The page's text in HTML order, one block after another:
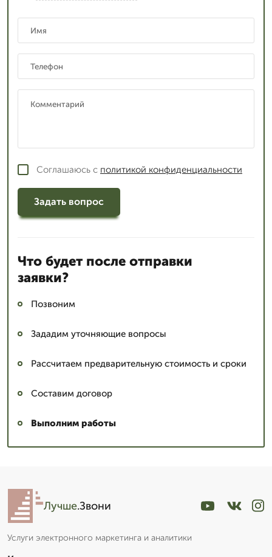
Соглашаюсь с политикой конфиденциальности
Задать вопрос
Что будет после отправки
заявки?
Позвоним
Зададим уточняющие вопросы
Рассчитаем предварительную стоимость и сроки
Составим договор
Выполним работы
Лучше.Звони
Услуги электронного маркетинга и аналитики